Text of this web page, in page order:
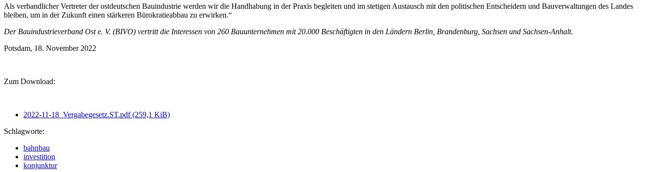
Als verbandlicher Vertreter der ostdeutschen Bauindustrie werden wir die Handhabung in der Praxis begleiten und im stetigen Austausch mit den politischen Entscheidern und Bauverwaltungen des Landes
bleiben, um in der Zukunft einen stärkeren Bürokratieabbau zu erwirken.“
Der Bauindustrieverband Ost e. V. (BIVO) vertritt die Interessen von 260 Bauunternehmen mit 20.000 Beschäftigten in den Ländern Berlin, Brandenburg, Sachsen und Sachsen-Anhalt.
Potsdam, 18. November 2022
Zum Download:
2022-11-18_Vergabegesetz.ST.pdf(259,1 KiB)
Schlagworte:
bahnbau
investition
konjunktur